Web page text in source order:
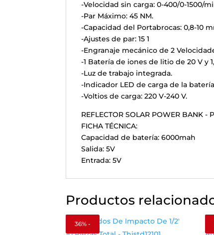
-Velocidad sin carga: 0-400/0-1500/
-Par Máximo: 45 NM.
-Capacidad del Portabrocas: 0,8-10
-Ajustes de par: 15 1
-Engranaje mecánico de 2
-1 Batería de iones de litio de 20 V y
-Luz de trabajo integrada.
-Indicador LED de carga de la
-Voltios de carga: 220 V-240 V.
REFLECTOR SOLAR POWER BANK -
FICHA TÉCNICA:
Capacidad de batería: 6000mah
Salida: 5V
Entrada: 5V
Productos
36% -